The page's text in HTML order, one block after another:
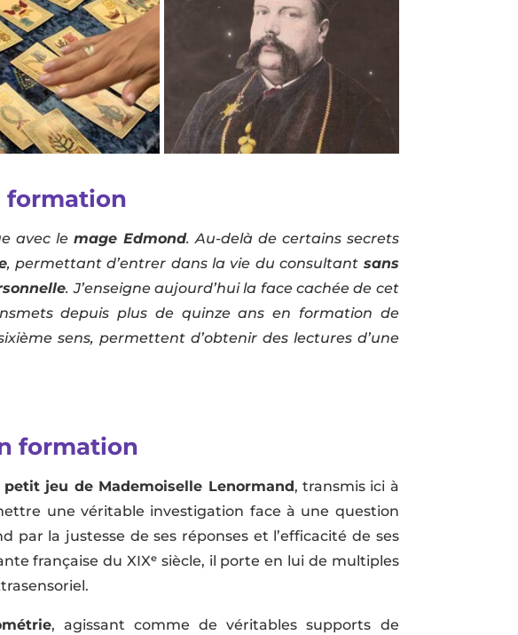
formation
avec le mage Edmond. Au-delà de certains secrets
, permettant d’entrer dans la vie du consultant sans
. J’enseigne aujourd’hui la face cachée de cet
depuis plus de quinze ans en formation de
sens, permettent d’obtenir des lectures d’une
formation
petit jeu de Mademoiselle Lenormand, transmis ici à
une véritable investigation face à une question
par la justesse de ses réponses et l’efficacité de ses
française du XIXᵉ siècle, il porte en lui de multiples
, agissant comme de véritables supports de